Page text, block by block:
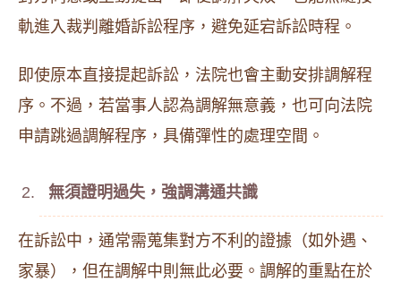
軌進入裁判離婚訴訟程序，避免延宕訴訟時程。
即使原本直接提起訴訟，法院也會主動安排調解程
序。不過，若當事人認為調解無意義，也可向法院
申請跳過調解程序，具備彈性的處理空間。
無須證明過失，強調溝通共識
在訴訟中，通常需蒐集對方不利的證據（如外遇、
家暴），但在調解中則無此必要。調解的重點在於